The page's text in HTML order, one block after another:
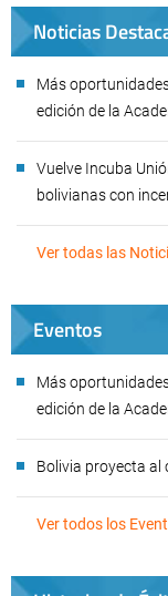
Noticias
Más
edición de la
Vuelve Incuba
bolivianas con
Ver todas las
Eventos
Más
edición de la
Bolivia proyecta al
Ver todos los